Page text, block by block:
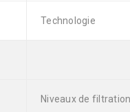
Technologie
Niveaux de filtration